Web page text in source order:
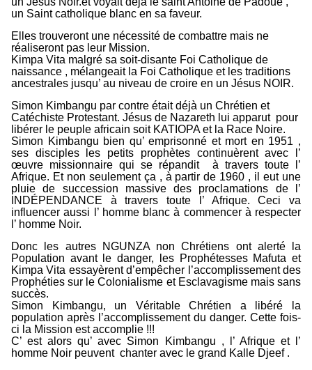
un Saint catholique blanc en sa faveur.
Elles trouveront une nécessité de combattre mais ne
réaliseront pas leur Mission.
Kimpa Vita malgré sa soit-disante Foi Catholique de
naissance , mélangeait la Foi Catholique et les traditions
ancestrales jusqu’ au niveau de croire en un Jésus NOIR.
Simon Kimbangu par contre était déjà un Chrétien et
Catéchiste Protestant. Jésus de Nazareth lui apparut pour
libérer le peuple africain soit KATIOPA et la Race Noire.
Simon Kimbangu bien qu’ emprisonné et mort en 1951 ,
ses disciples les petits prophètes continuèrent avec l’
œuvre missionnaire qui se répandit à travers toute l’
Afrique. Et non seulement ça , à partir de 1960 , il eut une
pluie de succession massive des proclamations de l’
INDÉPENDANCE à travers toute l’ Afrique. Ceci va
influencer aussi l’ homme blanc à commencer à respecter
l’ homme Noir.
Donc les autres NGUNZA non Chrétiens ont alerté la
Population avant le danger, les Prophétesses Mafuta et
Kimpa Vita essayèrent d’empêcher l’accomplissement des
Prophéties sur le Colonialisme et Esclavagisme mais sans
succès.
Simon Kimbangu, un Véritable Chrétien a libéré la
population après l’accomplissement du danger. Cette fois-
ci la Mission est accomplie !!!
C’ est alors qu’ avec Simon Kimbangu , l’ Afrique et l’
homme Noir peuvent chanter avec le grand Kalle Djeef .